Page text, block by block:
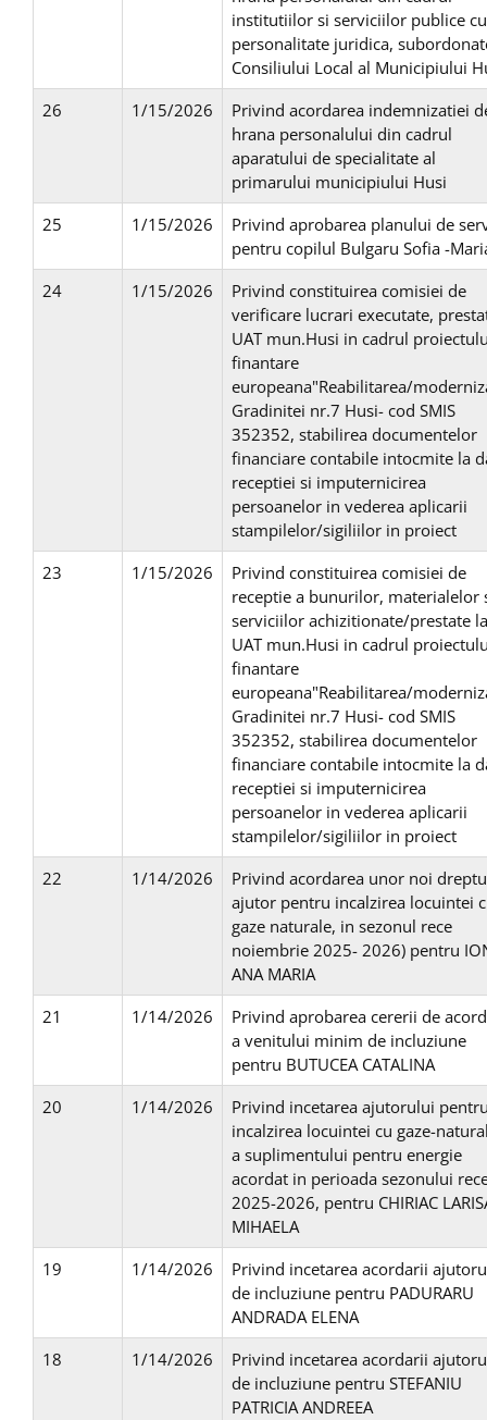
institutiilor si serviciilor publice cu
personalitate juridica,
Consiliului Local al Municipiului
26
1/15/2026
Privind acordarea indemnizatiei
hrana personalului din cadrul
aparatului de specialitate al
primarului municipiului Husi
25
1/15/2026
Privind aprobarea planului de
pentru copilul Bulgaru Sofia -
24
1/15/2026
Privind constituirea comisiei de
verificare lucrari executate,
UAT mun.Husi in cadrul
finantare
europeana"Reabilitarea/
Gradinitei nr.7 Husi- cod SMIS
352352, stabilirea documentelor
financiare contabile intocmite la
receptiei si imputernicirea
persoanelor in vederea aplicarii
stampilelor/sigiliilor in proiect
23
1/15/2026
Privind constituirea comisiei de
receptie a bunurilor, materialelor
serviciilor achizitionate/prestate la
UAT mun.Husi in cadrul
finantare
europeana"Reabilitarea/
Gradinitei nr.7 Husi- cod SMIS
352352, stabilirea documentelor
financiare contabile intocmite la
receptiei si imputernicirea
persoanelor in vederea aplicarii
stampilelor/sigiliilor in proiect
22
1/14/2026
Privind acordarea unor noi
ajutor pentru incalzirea locuintei
gaze naturale, in sezonul rece
noiembrie 2025- 2026) pentru
ANA MARIA
21
1/14/2026
Privind aprobarea cererii de
a venitului minim de incluziune
pentru BUTUCEA CATALINA
20
1/14/2026
Privind incetarea ajutorului
incalzirea locuintei cu gaze-
a suplimentului pentru energie
acordat in perioada sezonului
2025-2026, pentru CHIRIAC
MIHAELA
19
1/14/2026
Privind incetarea acordarii
de incluziune pentru PADURARU
ANDRADA ELENA
18
1/14/2026
Privind incetarea acordarii
de incluziune pentru STEFANIU
PATRICIA ANDREEA